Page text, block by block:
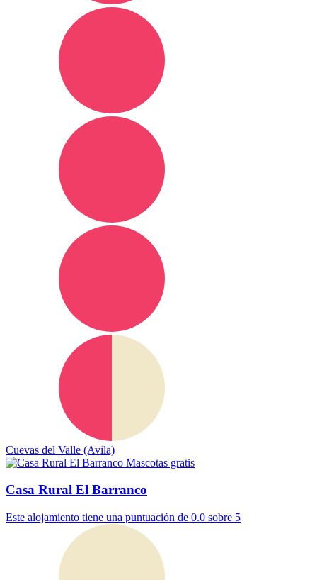
Cuevas del Valle (Avila)
Mascotas gratis
Casa Rural El Barranco
Este alojamiento tiene una puntuación de 0.0 sobre 5